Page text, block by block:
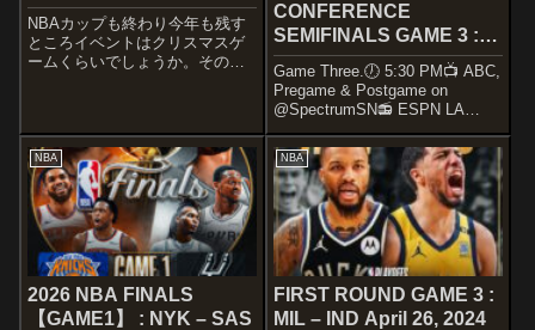
NBAカップも終わり今年も残す
ところイベントはクリスマスゲ
ームくらいでしょうか。その後
LAKERSStarting us off
tonight@T...
CONFERENCE
SEMIFINALS GAME 3 :
GSW – LAL MAY 6, 2023
Game Three.🕖 5:30 PM📺 ABC,
Pregame & Postgame on
@SpectrumSN📻 ESPN LA
710/KWKW (S)— Los Angeles
Lakers (@Lakers) May 6, ...
NBA
2026 NBA FINALS
【GAME1】 : NYK – SAS
NBA
FIRST ROUND GAME 3 :
MIL – IND April 26, 2024